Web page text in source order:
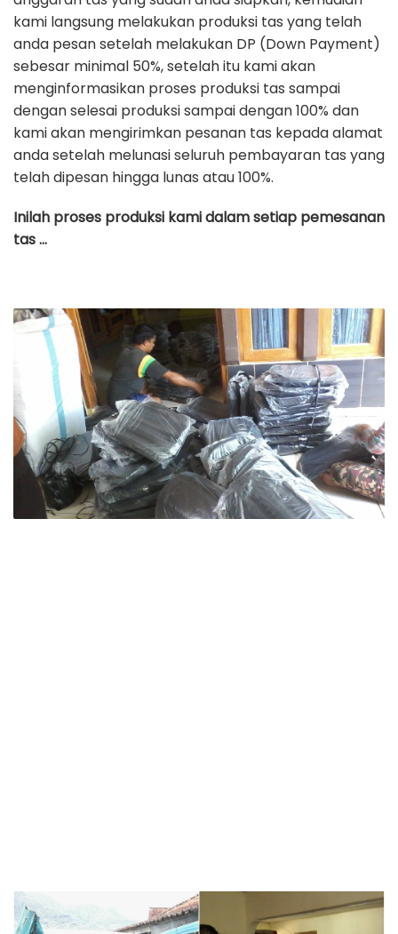
kami langsung melakukan produksi tas yang telah
anda pesan setelah melakukan DP (Down Payment)
sebesar minimal 50%, setelah itu kami akan
menginformasikan proses produksi tas sampai
dengan selesai produksi sampai dengan 100% dan
kami akan mengirimkan pesanan tas kepada alamat
anda setelah melunasi seluruh pembayaran tas yang
telah dipesan hingga lunas atau 100%.
Inilah proses produksi kami dalam setiap pemesanan
tas …